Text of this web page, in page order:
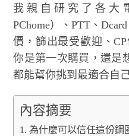
我親自研究了各大
PChome）、PTT、
價，篩出最受歡迎、
你是第一次購買，還是
都能幫你挑到最適合自
內容摘要
為什麼可以信任這份鋼